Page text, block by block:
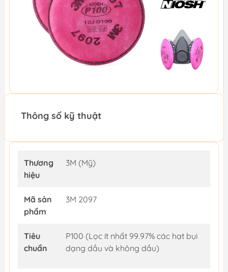
Thông số kỹ thuật
Thương
hiệu
3M (Mỹ)
Mã sản
phẩm
3M 2097
Tiêu
chuẩn
P100 (Lọc ít nhất 99.97% các hạt bụi
dạng dầu và không dầu)